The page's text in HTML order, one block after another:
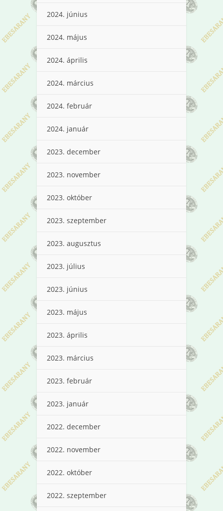
2024. június
2024. május
2024. április
2024. március
2024. február
2024. január
2023. december
2023. november
2023. október
2023. szeptember
2023. augusztus
2023. július
2023. június
2023. május
2023. április
2023. március
2023. február
2023. január
2022. december
2022. november
2022. október
2022. szeptember